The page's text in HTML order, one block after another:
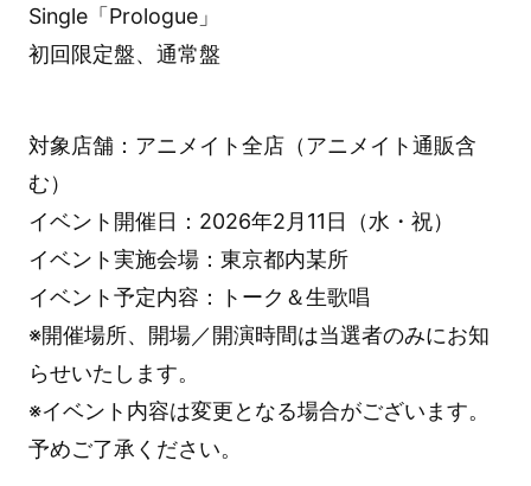
Single「Prologue」
初回限定盤、通常盤
対象店舗：アニメイト全店（アニメイト通販含
む）
イベント開催日：2026年2月11日（水・祝）
イベント実施会場：東京都内某所
イベント予定内容：トーク＆生歌唱
※開催場所、開場／開演時間は当選者のみにお知
らせいたします。
※イベント内容は変更となる場合がございます。
予めご了承ください。